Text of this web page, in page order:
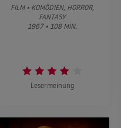
FILM • KOMÖDIEN, HORROR,
FANTASY
1967 • 108 MIN.
Lesermeinung